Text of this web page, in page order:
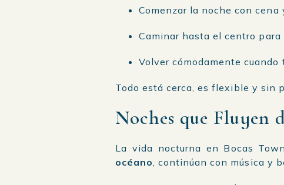
Comenzar la noche con cena
Caminar hasta el centro
Volver cómodamente cuando
Todo está cerca, es flexible y sin
Noches que Fluyen
La vida nocturna en Bocas
océano, continúan con música y